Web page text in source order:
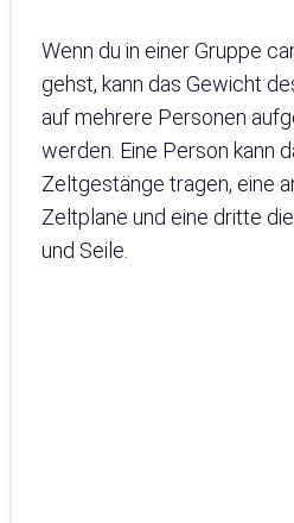
Wenn du in einer Gruppe
gehst, kann das Gewicht
auf mehrere Personen
werden. Eine Person kann
Zeltgestänge tragen, eine
Zeltplane und eine dritte
und Seile.